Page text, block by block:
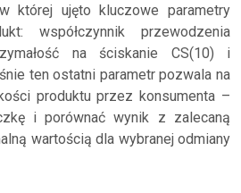
której ujęto kluczowe parametry
współczynnik przewodzenia
na ściskanie CS(10) i
ten ostatni parametr pozwala na
produktu przez konsumenta –
i porównać wynik z zalecaną
wartością dla wybranej odmiany